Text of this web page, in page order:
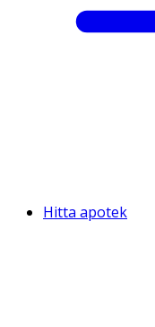
Hitta apotek